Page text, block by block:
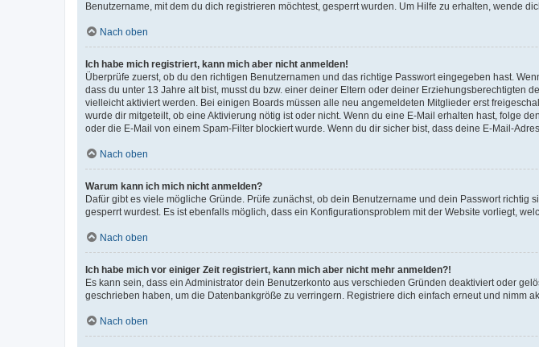
Benutzername, mit dem du dich registrieren möchtest, gesperrt wurden. Um Hilfe zu erhalten, wende
Nach oben
Ich habe mich registriert, kann mich aber nicht anmelden!
Überprüfe zuerst, ob du den richtigen Benutzernamen und das richtige Passwort eingegeben hast.
dass du unter 13 Jahre alt bist, musst du bzw. einer deiner Eltern oder deiner Erziehungsberechtigten
vielleicht aktiviert werden. Bei einigen Boards müssen alle neu angemeldeten Mitglieder erst
wurde dir mitgeteilt, ob eine Aktivierung nötig ist oder nicht. Wenn du eine E-Mail erhalten hast, folge
oder die E-Mail von einem Spam-Filter blockiert wurde. Wenn du dir sicher bist, dass deine E-Mail-
Nach oben
Warum kann ich mich nicht anmelden?
Dafür gibt es viele mögliche Gründe. Prüfe zunächst, ob dein Benutzername und dein Passwort
gesperrt wurdest. Es ist ebenfalls möglich, dass ein Konfigurationsproblem mit der Website vorliegt,
Nach oben
Ich habe mich vor einiger Zeit registriert, kann mich aber nicht mehr anmelden?!
Es kann sein, dass ein Administrator dein Benutzerkonto aus verschieden Gründen deaktiviert oder
geschrieben haben, um die Datenbankgröße zu verringern. Registriere dich einfach erneut und nimm
Nach oben